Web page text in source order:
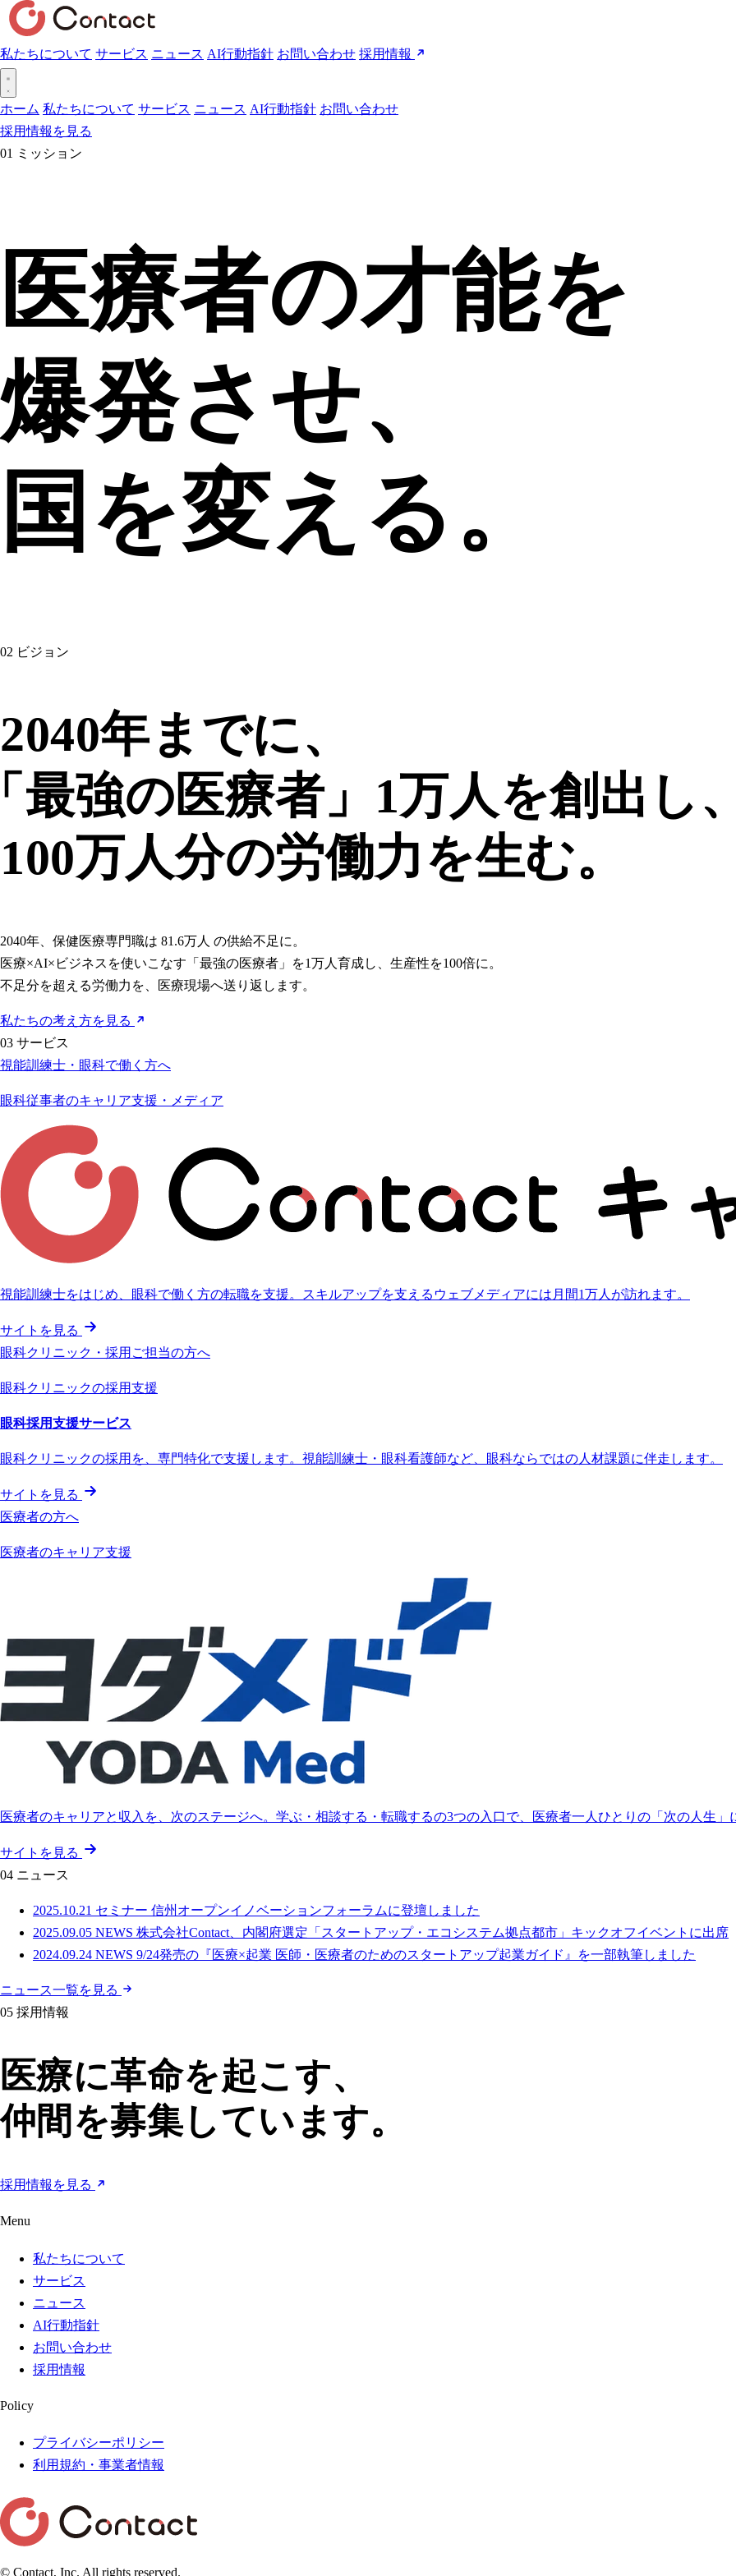
私たちについて サービス ニュース AI行動指針 お問い合わせ 採用情報
ホーム 私たちについて サービス ニュース AI行動指針 お問い合わせ
採用情報を見る
01
ミッション
医療者の才能を
爆発させ、
国を変える。
02 ビジョン
2040年までに、
最強の医療者」1万人を創出し、
100万人分の労働力を生む。
2040年、保健医療専門職は 81.6万人 の供給不足に。
医療×AI×ビジネスを使いこなす「最強の医療者」を1万人育成し、生産性を100倍に。
不足分を超える労働力を、医療現場へ送り返します。
私たちの考え方を見る
03 サービス
視能訓練士・眼科で働く方へ
眼科従事者のキャリア支援・メディア
視能訓練士をはじめ、眼科で働く方の転職を支援。スキルアップを支えるウェブメディアには月間1万人が訪れます。
サイトを見る
眼科クリニック・採用ご担当の方へ
眼科クリニックの採用支援
眼科採用支援サービス
眼科クリニックの採用を、専門特化で支援します。視能訓練士・眼科看護師など、眼科ならではの人材課題に伴走します。
サイトを見る
医療者の方へ
医療者のキャリア支援
医療者のキャリアと収入を、次のステージへ。学ぶ・相談する・転職するの3つの入口で、医療者一人ひとりの「次の人生」
サイトを見る
04 ニュース
2025.10.21 セミナー 信州オープンイノベーションフォーラムに登壇しました
2025.09.05 NEWS 株式会社Contact、内閣府選定「スタートアップ・エコシステム拠点都市」キックオフイベントに出席
2024.09.24 NEWS 9/24発売の『医療×起業 医師・医療者のためのスタートアップ起業ガイド』を一部執筆しました
ニュース一覧を見る
05 採用情報
医療に革命を起こす、
仲間を募集しています。
採用情報を見る
Menu
私たちについて
サービス
ニュース
AI行動指針
お問い合わせ
採用情報
Policy
プライバシーポリシー
利用規約・事業者情報
© Contact, Inc. All rights reserved.